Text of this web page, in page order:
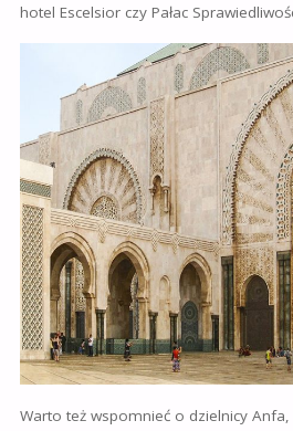
hotel Escelsior czy Pałac
Warto też wspomnieć o dzielnicy